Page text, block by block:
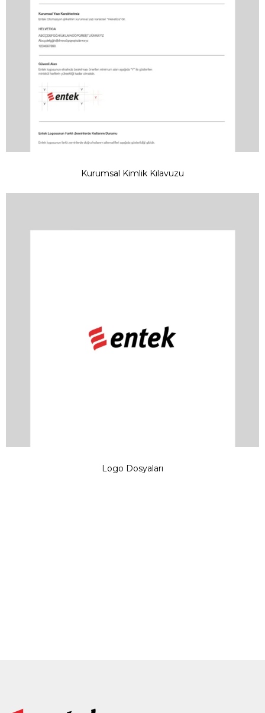
Kurumsal Kimlik Kılavuzu
Logo Dosyaları